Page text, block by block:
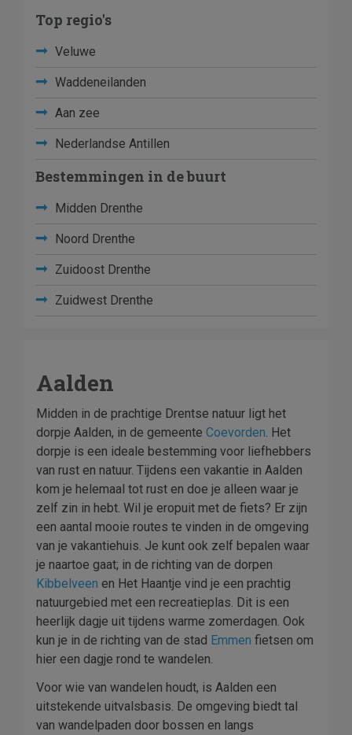
Top regio's
Veluwe
Waddeneilanden
Aan zee
Nederlandse Antillen
Bestemmingen in de buurt
Midden Drenthe
Noord Drenthe
Zuidoost Drenthe
Zuidwest Drenthe
Aalden
Midden in de prachtige Drentse natuur ligt het
dorpje Aalden, in de gemeente Coevorden. Het
dorpje is een ideale bestemming voor liefhebbers
van rust en natuur. Tijdens een vakantie in Aalden
kom je helemaal tot rust en doe je alleen waar je
zelf zin in hebt. Wil je eropuit met de fiets? Er zijn
een aantal mooie routes te vinden in de omgeving
van je vakantiehuis. Je kunt ook zelf bepalen waar
je naartoe gaat; in de richting van de dorpen
Kibbelveen en Het Haantje vind je een prachtig
natuurgebied met een recreatieplas. Dit is een
heerlijk dagje uit tijdens warme zomerdagen. Ook
kun je in de richting van de stad Emmen fietsen om
hier een dagje rond te wandelen.
Voor wie van wandelen houdt, is Aalden een
uitstekende uitvalsbasis. De omgeving biedt tal
van wandelpaden door bossen en langs